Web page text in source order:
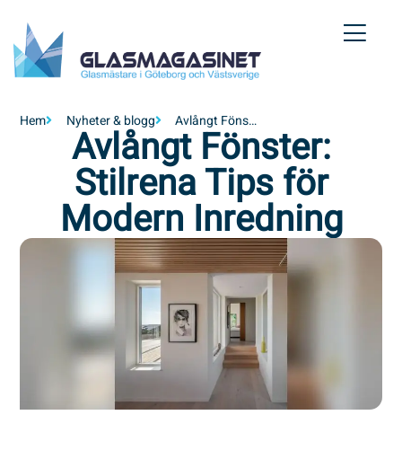
Hem Nyheter & blogg Avlångt Fönster: Stilrena Tips för Modern Inredning
Avlångt Fönster:
Stilrena Tips för
Modern Inredning